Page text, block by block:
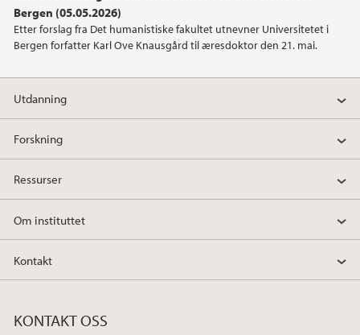
Bergen (05.05.2026)
Etter forslag fra Det humanistiske fakultet utnevner Universitetet i
Bergen forfatter Karl Ove Knausgård til æresdoktor den 21. mai.
2021
2020
2019
2018
2017
2016
2015
Utdanning
Forskning
Ressurser
Om instituttet
Kontakt
KONTAKT OSS